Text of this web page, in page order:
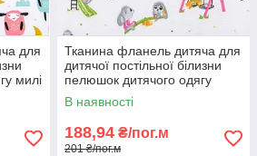
для
милі
Тканина фланель дитяча для
дитячої постільної білизни
пелюшок дитячого одягу
звірятка
В наявності
188,94 ₴/пог.м
201 ₴/пог.м